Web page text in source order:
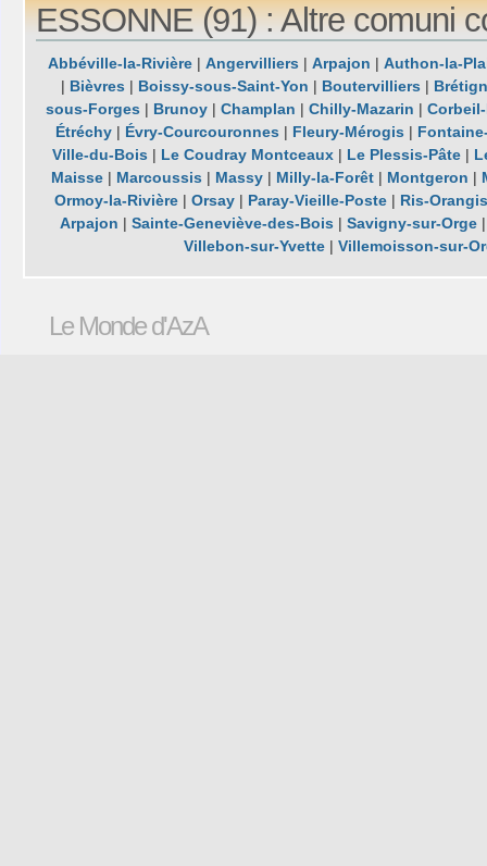
ESSONNE (91) : Altre comuni
Abbéville-la-Rivière| Angervilliers | Arpajon | Authon-la-
| Bièvres | Boissy-sous-Saint-Yon | Boutervilliers |
sous-Forges | Brunoy| Champlan | Chilly-Mazarin |
Étréchy | Évry-Courcouronnes | Fleury-Mérogis |
Ville-du-Bois | Le Coudray Montceaux| Le Plessis-Pâte|
Maisse | Marcoussis | Massy | Milly-la-Forêt | Montgeron |
Ormoy-la-Rivière| Orsay| Paray-Vieille-Poste| Ris-Orangis
Arpajon | Sainte-Geneviève-des-Bois | Savigny-sur-Orge
Villebon-sur-Yvette| Villemoisson-sur-
Le Monde d'AzA